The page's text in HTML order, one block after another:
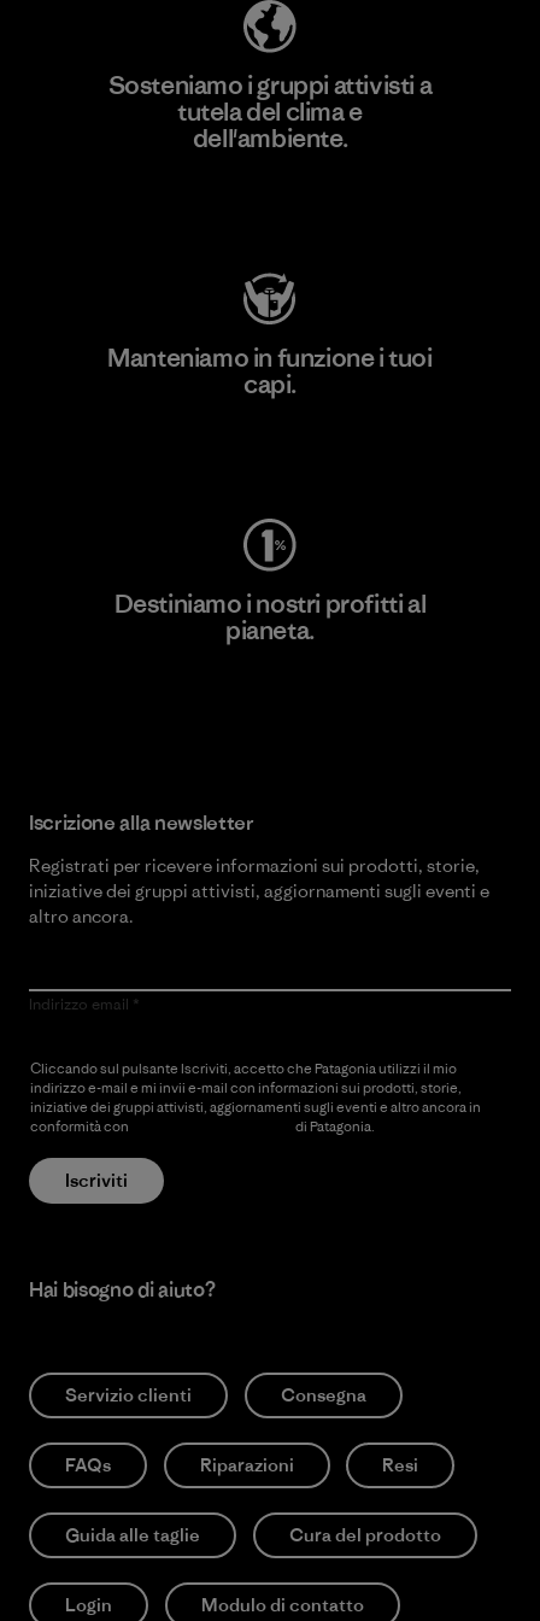
Sosteniamo i gruppi attivisti a
tutela del clima e
dell'ambiente.
Manteniamo in funzione i tuoi
capi.
Destiniamo i nostri profitti al
pianeta.
Iscrizione alla newsletter
Registrati per ricevere informazioni sui prodotti, storie,
iniziative dei gruppi attivisti, aggiornamenti sugli eventi e
altro ancora.
Indirizzo email
Cliccando sul pulsante Iscriviti, accetto che Patagonia utilizzi il mio
indirizzo e-mail e mi invii e-mail con informazioni sui prodotti, storie,
iniziative dei gruppi attivisti, aggiornamenti sugli eventi e altro ancora in
conformità con
di Patagonia.
Iscriviti
Hai bisogno di aiuto?
Servizio clienti Consegna
FAQs Riparazioni Resi
Guida alle taglie Cura del prodotto
Login Modulo di contatto